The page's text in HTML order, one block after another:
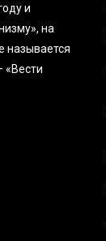
и
на
называется